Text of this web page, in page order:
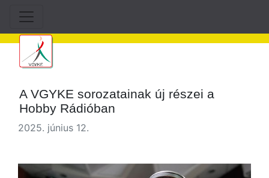
A VGYKE sorozatainak új részei a
Hobby Rádióban
2025. június 12.